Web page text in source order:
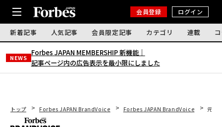
会員登録 ログイン
新着記事 人気記事 会員限定記事 カテゴリ 連載
NEWS
Forbes JAPAN MEMBERSHIP 新機能｜
記事ページ内の広告表示を最小限にしました
トップ Forbes JAPAN BrandVoice Forbes JAPAN BrandVoice 元警